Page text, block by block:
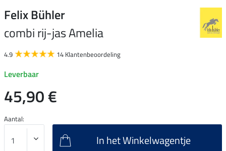
Felix Bühler
combi rij-jas Amelia
4.9 14 Klantenbeoordeling
Leverbaar
45,90 €
Aantal:
In het Winkelwagentje